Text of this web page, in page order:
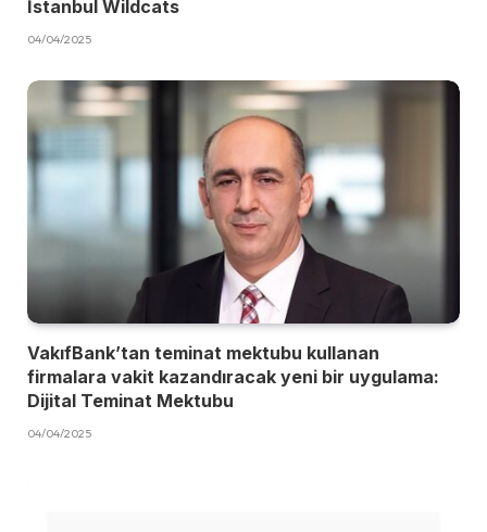
İstanbul Wildcats
04/04/2025
VakıfBank’tan teminat mektubu kullanan
firmalara vakit kazandıracak yeni bir uygulama:
Dijital Teminat Mektubu
04/04/2025